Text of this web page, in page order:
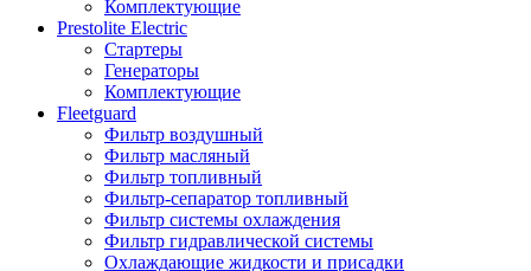
Комплектующие
Prestolite Electric
Стартеры
Генераторы
Комплектующие
Fleetguard
Фильтр воздушный
Фильтр масляный
Фильтр топливный
Фильтр-сепаратор топливный
Фильтр системы охлаждения
Фильтр гидравлической системы
Охлаждающие жидкости и присадки